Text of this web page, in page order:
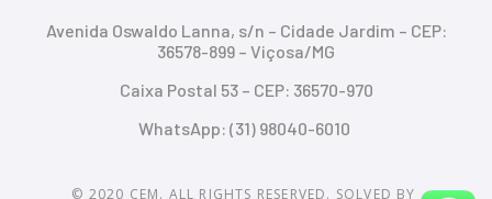
Avenida Oswaldo Lanna, s/n – Cidade Jardim – CEP:
36578-899 – Viçosa/MG
Caixa Postal 53 – CEP: 36570-970
WhatsApp: (31) 98040-6010
© 2020 CEM. ALL RIGHTS RESERVED. SOLVED BY